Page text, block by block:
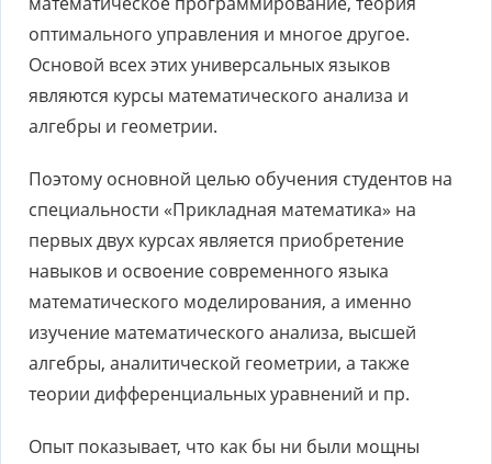
оптимального управления и многое другое.
Основой всех этих универсальных языков
являются курсы математического анализа и
алгебры и геометрии.
Поэтому основной целью обучения студентов на
специальности «Прикладная математика» на
первых двух курсах является приобретение
навыков и освоение современного языка
математического моделирования, а именно
изучение математического анализа, высшей
алгебры, аналитической геометрии, а также
теории дифференциальных уравнений и пр.
Опыт показывает, что как бы ни были мощны